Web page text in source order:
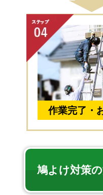
作業完了・
鳩よけ対策